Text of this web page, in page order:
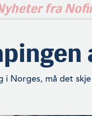
fra
i Norges, må det